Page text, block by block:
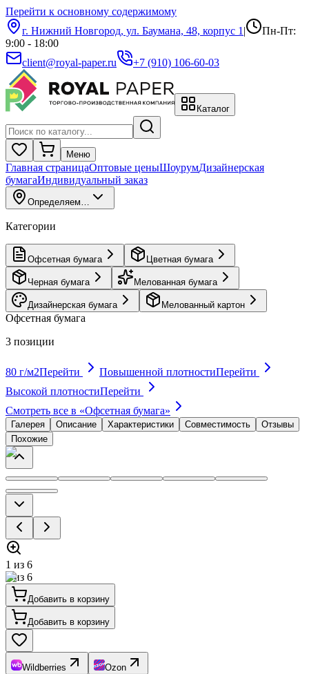
Перейти к основному содержимому
г. Нижний Новгород, ул. Баумана, 48, корпус 1 |
Пн-Пт:
9:00 - 18:00
client@royal-paper.ru
+7 (910) 106-60-03
Каталог
Меню
Главная страницаОптовые ценыШоурумДизайнерская
бумагаИндивидуальный заказ
Определяем…
Категории
Офсетная бумага Цветная бумага
Черная бумага Мелованная бумага
Дизайнерская бумага Мелованный картон
Офсетная бумага
3 позиции
80 г/м2Перейти Повышенной плотностиПерейти
Высокой плотностиПерейти
Смотреть все в «Офсетная бумага»
Галерея Описание Характеристики Совместимость
Отзывы
Похожие
1 из 6
1из 6
Добавить в корзину
Добавить в корзину
Wildberries Ozon